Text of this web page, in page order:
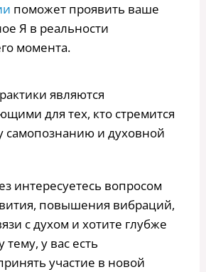
поможет проявить ваше
Я в реальности
момента.
являются
для тех, кто стремится
самопознанию и духовной
интересуетесь вопросом
повышения вибраций,
с духом и хотите глубже
тему, у вас есть
участие в новой